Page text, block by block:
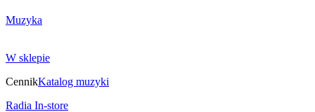
Muzyka
W sklepie
CennikKatalog muzyki
Radia In-store